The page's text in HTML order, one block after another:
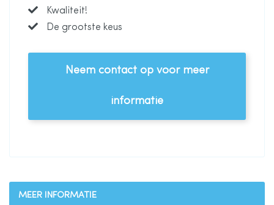
Kwaliteit!
De grootste keus
Neem contact op voor meer
informatie
MEER INFORMATIE